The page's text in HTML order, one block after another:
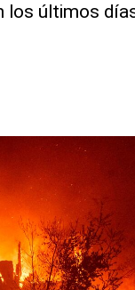
los últimos